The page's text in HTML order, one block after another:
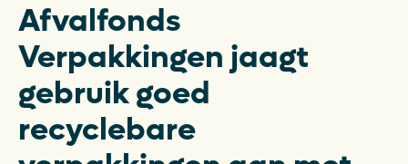
Over ons
Resultaten
Afvalfonds
Verpakkingen jaagt
gebruik goed
recyclebare